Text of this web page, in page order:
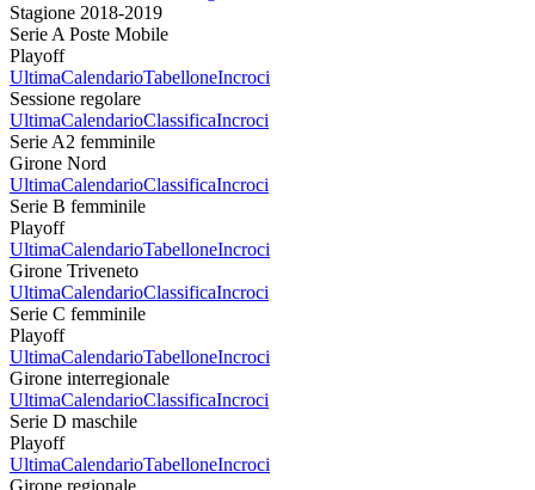
Stagione 2018-2019
Serie A Poste Mobile
Playoff
UltimaCalendarioTabelloneIncroci
Sessione regolare
UltimaCalendarioClassificaIncroci
Serie A2 femminile
Girone Nord
UltimaCalendarioClassificaIncroci
Serie B femminile
Playoff
UltimaCalendarioTabelloneIncroci
Girone Triveneto
UltimaCalendarioClassificaIncroci
Serie C femminile
Playoff
UltimaCalendarioTabelloneIncroci
Girone interregionale
UltimaCalendarioClassificaIncroci
Serie D maschile
Playoff
UltimaCalendarioTabelloneIncroci
Girone regionale